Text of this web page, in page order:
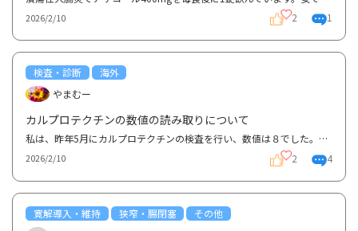
2026/2/10 2 1
検査・診断
海外
やまむー
カルプロテクチンの数値の読み取りについて
私は、昨年5月にカルプロテクチンの検査を行い、数値は８でした。（正常値は５０までとのこと） そこで...
2026/2/10 2 4
寛解導入・維持 狭窄・腸閉塞
その他